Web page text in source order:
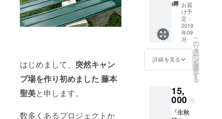
はじめまして、 突然キャン
プ場を作り初めました 藤本
聖美と申します。
数多くあるプロジェクトか
いただ
きま
す。 ※
今後も
キャン
プ場で
トが開
催され
のイベ
ントの
参加権
ではあ
共に声
高らか
に乾杯
させて
頂きま
す。
２）
キャン
して、
いろん
なイベ
ントを
の悩み
から仕
事の悩
みまで
オール
ジャン
ルOKで
す。あ
く話す
ことが
でき、
夏の良
キャン
プでは
満足で
きない
方に最
適なプ
ランで
す。
１）お
酌上手
美が大
好きな
日本酒
を持参
お届
け予
定：
2019
年09
月
詳細を見る
こ
の
リ
タ
ー
ン
を
選
択
す
る
15,
000 円
「生秋